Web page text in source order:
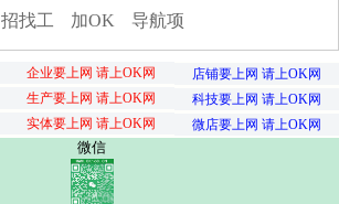
招找工 加OK 导航项
企业要上网 请上OK网
店铺要上网 请上OK网
生产要上网 请上OK网
科技要上网 请上OK网
实体要上网 请上OK网 微店要上网 请上OK网
微信